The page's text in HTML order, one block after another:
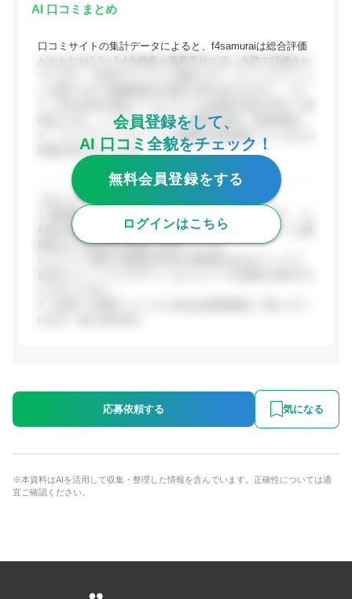
AI 口コミまとめ
口コミサイトの集計データによると、f4samuraiは総合評価
がおおむね3.3〜3.4点程度と業界平均に近い水準で評価され
存在します。ハイブリッドワーク制度や産休・育休実績な
ど、ライフワークバランスへの配慮は比較的整っているとの
評価も得られています。
【ポジティブな評価】
1. 職場環境・コミュニケーション: 社員同士の仲が良く、入
社後も馴染みやすい雰囲気との声が多い。部活動やチーム懇
親会など社員交流の機会が充実している。
会員登録をして、
AI 口コミ全貌をチェック！
無料会員登録をする
ログインはこちら
応募依頼する 気になる
※本資料はAIを活用して収集・整理した情報を含んでいます。正確性については適
宜ご確認ください。